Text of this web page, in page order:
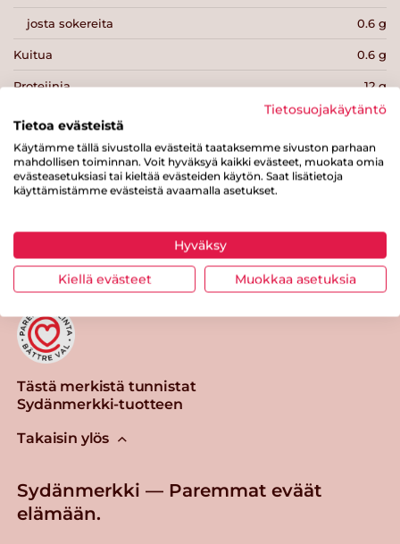
josta sokereita 0.6 g
Kuitua 0.6 g
Proteiinia 12 g
Suolaa 0.7 g
Tästä merkistä tunnistat
Sydänmerkki-tuotteen
Takaisin ylös
Sydänmerkki — Paremmat eväät
elämään.
Tietosuojakäytäntö
Tietoa evästeistä
Käytämme tällä sivustolla evästeitä taataksemme sivuston parhaan
mahdollisen toiminnan. Voit hyväksyä kaikki evästeet, muokata omia
evästeasetuksiasi tai kieltää evästeiden käytön. Saat lisätietoja
käyttämistämme evästeistä avaamalla asetukset.
Hyväksy
Kiellä evästeet Muokkaa asetuksia